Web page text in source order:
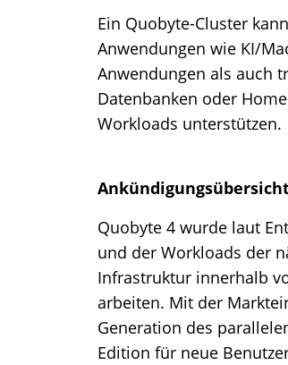
Ein Quobyte-Cluster
Anwendungen wie KI/
Anwendungen als auch
Datenbanken oder
Workloads unterstützen.
Quobyte 4 wurde laut
und der Workloads der
Infrastruktur innerhalb
arbeiten. Mit der
Generation des
Edition für neue